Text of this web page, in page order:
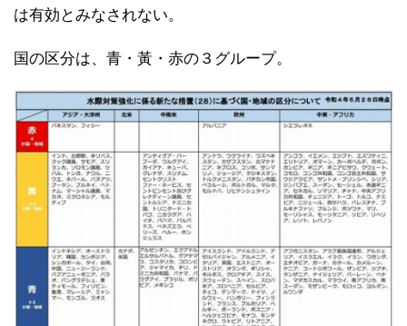
は有効とみなされない。
国の区分は、青・黃・赤の３グループ。